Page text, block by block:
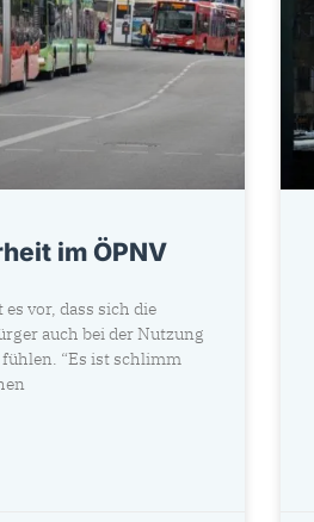
im ÖPNV
vor, dass sich die
auch bei der Nutzung
“Es ist schlimm